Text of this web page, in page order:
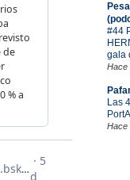
#44
gala
Hace
Las
Hace